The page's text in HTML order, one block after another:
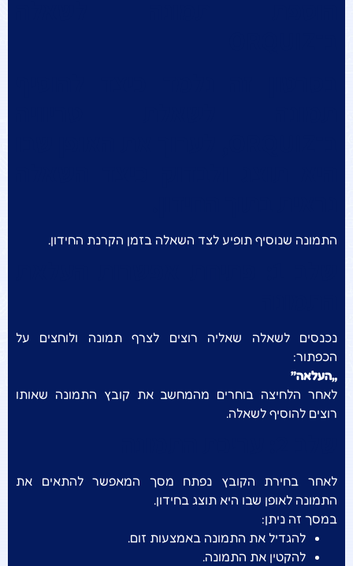
התמונה שנוסיף תופיע לצד השאלה בזמן הקרנת החידון.
נכנסים לשאלה שאליה רוצים לצרף תמונה ולוחצים על
הכפתור:
„העלאה”
לאחר הלחיצה בוחרים מהמחשב את קובץ התמונה שאותו
רוצים להוסיף לשאלה.
לאחר בחירת הקובץ נפתח מסך המאפשר להתאים את
התמונה לאופן שבו היא תוצג בחידון.
במסך זה ניתן:
להגדיל את התמונה באמצעות זום.
להקטין את התמונה.